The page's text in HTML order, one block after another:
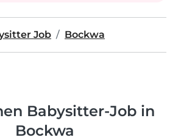
Job Bockwa
Babysitter-Job in
Bockwa